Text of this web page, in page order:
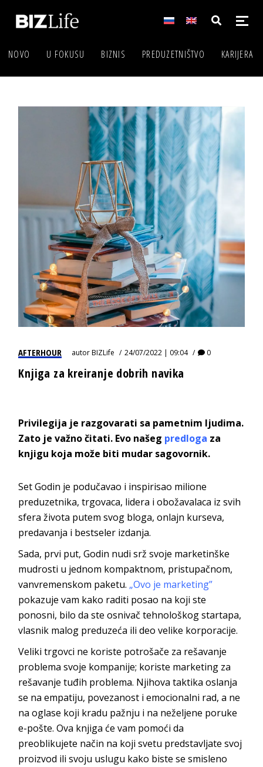
NOVO U FOKUSU BIZNIS PREDUZETNIŠTVO KARIJERA
AFTERHOUR autorBIZLife 24/07/2022 | 09:04 0
Knjiga za kreiranje dobrih navika
Privilegija je razgovarati sa pametnim ljudima.
Zato je važno čitati. Evo našeg predloga za
knjigu koja može biti mudar sagovornik.
Set Godin je podučavao i inspirisao milione
preduzetnika, trgovaca, lidera i obožavalaca iz svih
sfera života putem svog bloga, onlajn kurseva,
predavanja i bestseler izdanja.
Sada, prvi put, Godin nudi srž svoje marketinške
mudrosti u jednom kompaktnom, pristupačnom,
vanvremenskom paketu. „Ovo je marketing”
pokazuje vam kako raditi posao na koji ste
ponosni, bilo da ste osnivač tehnološkog startapa,
vlasnik malog preduzeća ili deo velike korporacije.
Veliki trgovci ne koriste potrošače za rešavanje
problema svoje kompanije; koriste marketing za
rešavanje tuđih problema. Njihova taktika oslanja
se na empatiju, povezanost i emocionalni rad, a ne
na oglase koji kradu pažnju i na neželjene poruke
e-pošte. Ova knjiga će vam pomoći da
preoblikujete način na koji svetu predstavljate svoj
proizvod ili svoju uslugu kako biste se smisleno